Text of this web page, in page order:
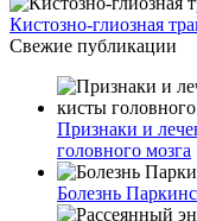
Кистозно-глиозная
Свежие публикации
Признаки и
головного мозга
Болезнь